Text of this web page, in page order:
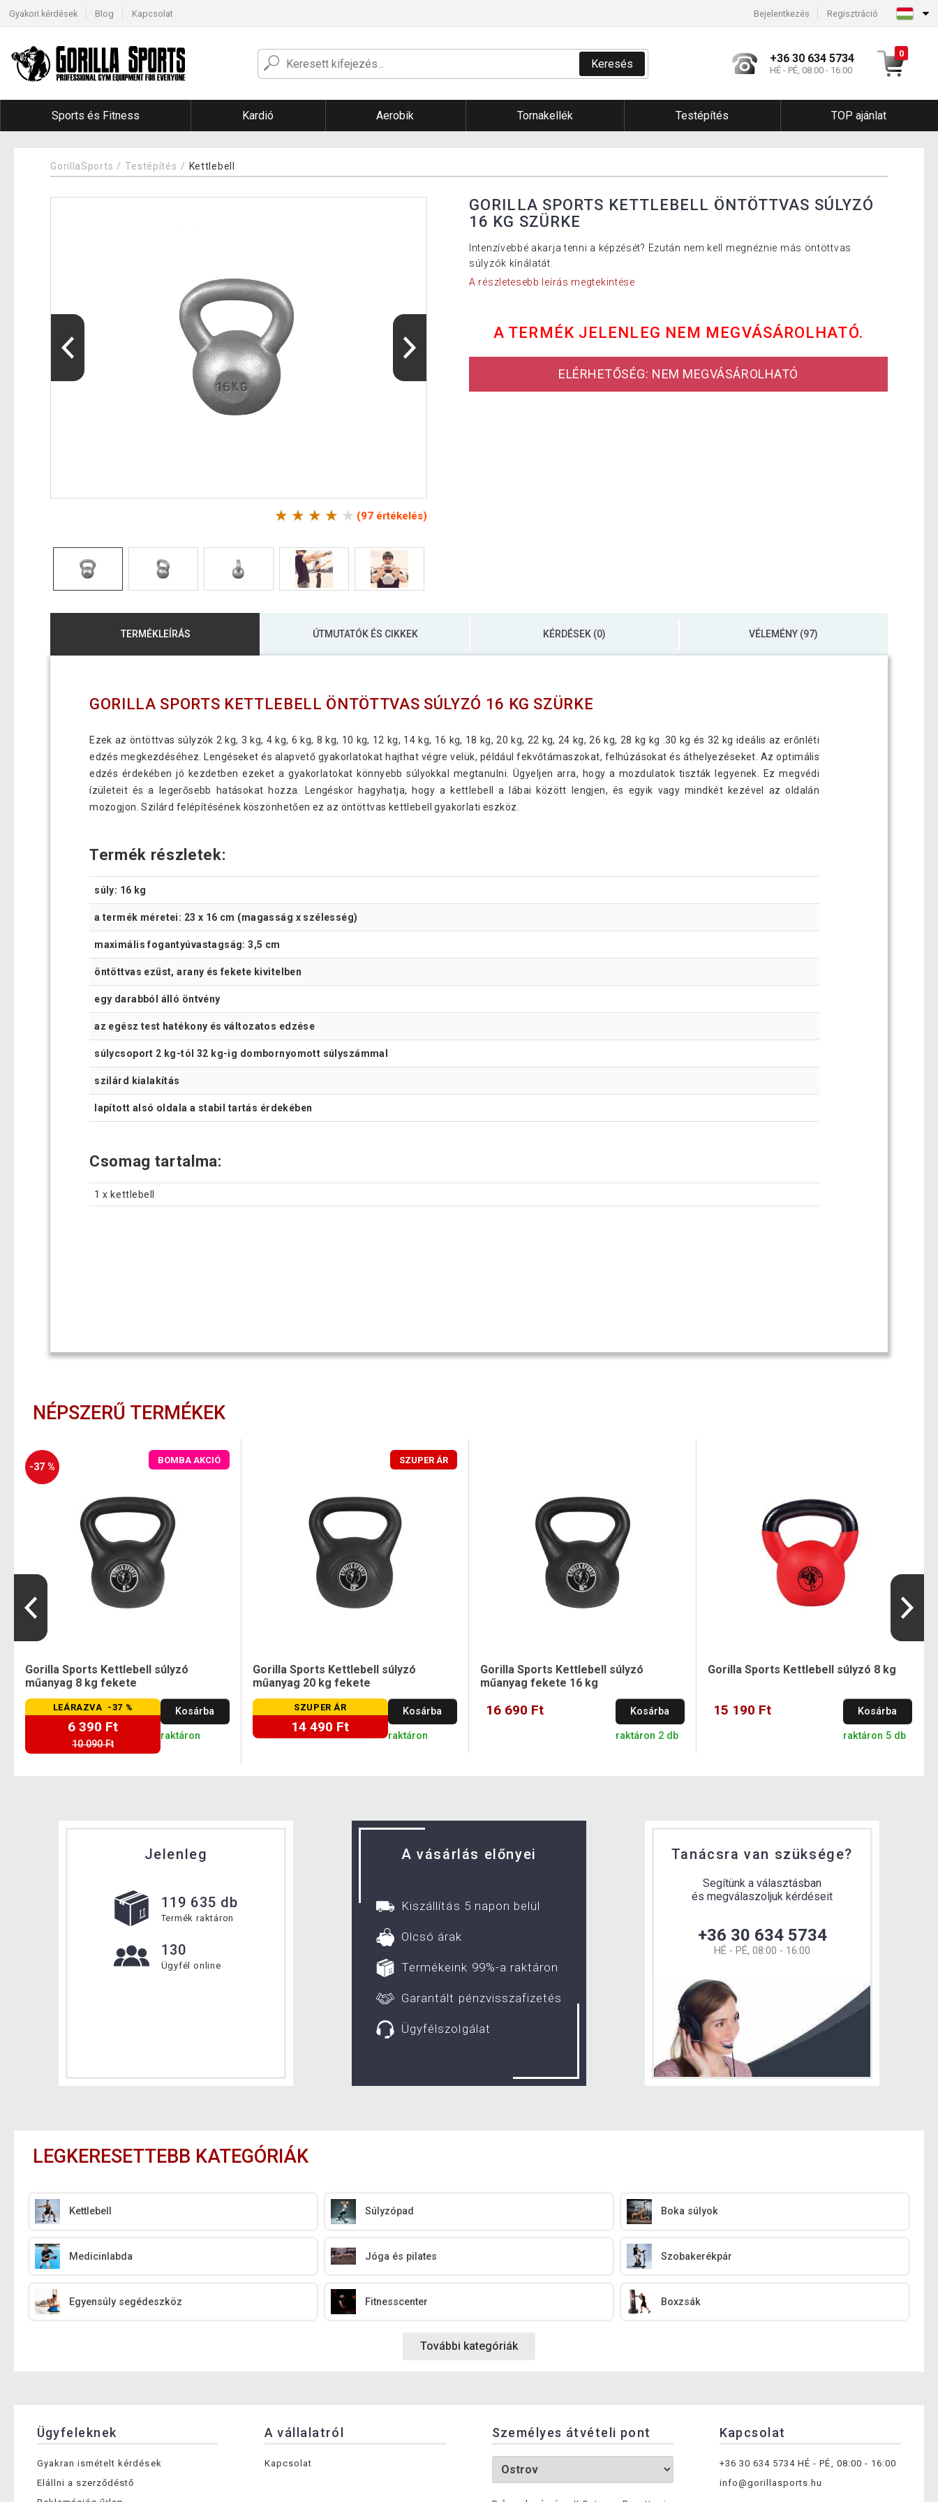
Gyakori kérdések Blog Kapcsolat Bejelentkezés Regisztráció
Keresés +36 30 634 5734
HÉ - PÉ, 08:00 - 16:00
0
Sports és Fitness Kardió Aerobik Tornakellék Testépítés TOP ajánlat
GorillaSports Testépítés Kettlebell
(97 értékelés)
GORILLA SPORTS KETTLEBELL ÖNTÖTTVAS SÚLYZÓ
16 KG SZÜRKE
Intenzívebbé akarja tenni a képzését? Ezután nem kell megnéznie más öntöttvas
súlyzók kínálatát.
A részletesebb leírás megtekintése
A TERMÉK JELENLEG NEM MEGVÁSÁROLHATÓ.
ELÉRHETŐSÉG: NEM MEGVÁSÁROLHATÓ
TERMÉKLEÍRÁS ÚTMUTATÓK ÉS CIKKEK KÉRDÉSEK (0) VÉLEMÉNY (97)
GORILLA SPORTS KETTLEBELL ÖNTÖTTVAS SÚLYZÓ 16 KG SZÜRKE
Ezek az öntöttvas súlyzók 2 kg, 3 kg, 4 kg, 6 kg, 8 kg, 10 kg, 12 kg, 14 kg, 16 kg, 18 kg, 20 kg, 22 kg, 24 kg, 26 kg, 28 kg kg .30 kg és 32 kg ideális az erőnléti
edzés megkezdéséhez. Lengéseket és alapvető gyakorlatokat hajthat végre velük, például fekvőtámaszokat, felhúzásokat és áthelyezéseket. Az optimális
edzés érdekében jó kezdetben ezeket a gyakorlatokat könnyebb súlyokkal megtanulni. Ügyeljen arra, hogy a mozdulatok tiszták legyenek. Ez megvédi
ízületeit és a legerősebb hatásokat hozza. Lengéskor hagyhatja, hogy a kettlebell a lábai között lengjen, és egyik vagy mindkét kezével az oldalán
mozogjon. Szilárd felépítésének köszönhetően ez az öntöttvas kettlebell gyakorlati eszköz.
Termék részletek:
súly: 16 kg
a termék méretei: 23 x 16 cm (magasság x szélesség)
maximális fogantyúvastagság: 3,5 cm
öntöttvas ezüst, arany és fekete kivitelben
egy darabból álló öntvény
az egész test hatékony és változatos edzése
súlycsoport 2 kg-tól 32 kg-ig dombornyomott súlyszámmal
szilárd kialakítás
lapított alsó oldala a stabil tartás érdekében
Csomag tartalma:
1 x kettlebell
NÉPSZERŰ TERMÉKEK
-37 %
BOMBA AKCIÓ
Gorilla Sports Kettlebell súlyzó
műanyag 8 kg fekete
LEÁRAZVA -37 %
6 390 Ft
10 090 Ft
Kosárba
raktáron
SZUPER ÁR
Gorilla Sports Kettlebell súlyzó
műanyag 20 kg fekete
SZUPER ÁR
14 490 Ft
Kosárba
raktáron
Gorilla Sports Kettlebell súlyzó
műanyag fekete 16 kg
16 690 Ft Kosárba
raktáron 2 db
Gorilla Sports Kettlebell súlyzó 8 kg
15 190 Ft Kosárba
raktáron 5 db
Jelenleg
119 635 db
Termék raktáron
130
Ügyfél online
A vásárlás előnyei
Kiszállítás 5 napon belül
Olcsó árak
Termékeink 99%-a raktáron
Garantált pénzvisszafizetés
Ügyfélszolgálat
Tanácsra van szüksége?
Segítünk a választásban
és megválaszoljuk kérdéseit
+36 30 634 5734
HÉ - PÉ, 08:00 - 16:00
LEGKERESETTEBB KATEGÓRIÁK
Kettlebell Súlyzópad Boka súlyok
Medicinlabda Jóga és pilates Szobakerékpár
Egyensúly segédeszköz Fitnesscenter Boxzsák
További kategóriák
Ügyfeleknek
Gyakran ismételt kérdések
Elállni a szerződéstő
A vállalatról
Kapcsolat
Személyes átvételi pont Kapcsolat
+36 30 634 5734 HÉ - PÉ, 08:00 - 16:00
info@gorillasports.hu